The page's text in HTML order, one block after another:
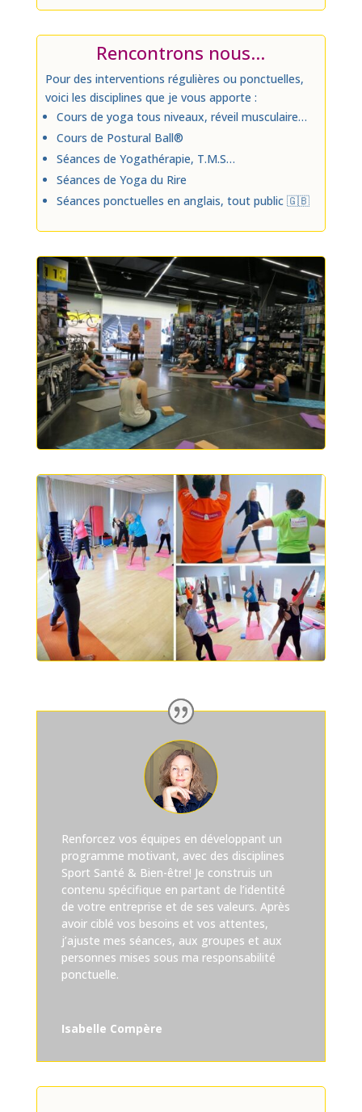
Rencontrons nous…
Pour des interventions régulières ou ponctuelles,
voici les disciplines que je vous apporte :
Cours de yoga tous niveaux, réveil musculaire…
Cours de Postural Ball®
Séances de Yogathérapie, T.M.S…
Séances de Yoga du Rire
Séances ponctuelles en anglais, tout public 🇬🇧
Renforcez vos équipes en développant un
programme motivant, avec des disciplines
Sport Santé & Bien-être! Je construis un
contenu spécifique en partant de l’identité
de votre entreprise et de ses valeurs. Après
avoir ciblé vos besoins et vos attentes,
j’ajuste mes séances, aux groupes et aux
personnes mises sous ma responsabilité
ponctuelle.
Isabelle Compère